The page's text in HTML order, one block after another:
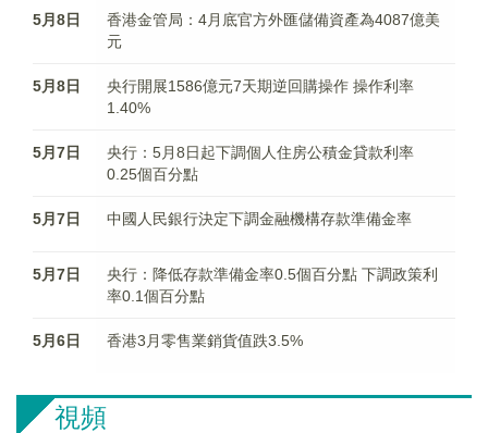
5月8日
香港金管局：4月底官方外匯儲備資產為4087億美
元
5月8日
央行開展1586億元7天期逆回購操作 操作利率
1.40%
5月7日
央行：5月8日起下調個人住房公積金貸款利率
0.25個百分點
5月7日 中國人民銀行決定下調金融機構存款準備金率
5月7日
央行：降低存款準備金率0.5個百分點 下調政策利
率0.1個百分點
5月6日 香港3月零售業銷貨值跌3.5%
視頻